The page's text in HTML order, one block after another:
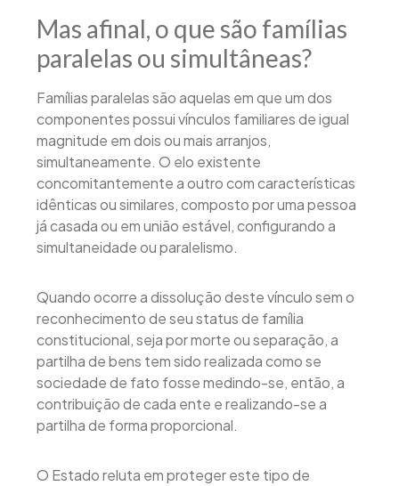
Mas afinal, o que são famílias
paralelas ou simultâneas?
Famílias paralelas são aquelas em que um dos
componentes possui vínculos familiares de igual
magnitude em dois ou mais arranjos,
simultaneamente. O elo existente
concomitantemente a outro com características
idênticas ou similares, composto por uma pessoa
já casada ou em união estável, configurando a
simultaneidade ou paralelismo.
Quando ocorre a dissolução deste vínculo sem o
reconhecimento de seu status de família
constitucional, seja por morte ou separação, a
partilha de bens tem sido realizada como se
sociedade de fato fosse medindo-se, então, a
contribuição de cada ente e realizando-se a
partilha de forma proporcional.
O Estado reluta em proteger este tipo de